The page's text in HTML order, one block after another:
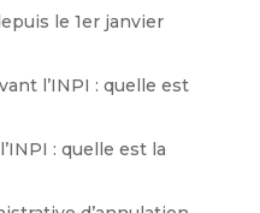
le 1er janvier
l’INPI : quelle est
: quelle est la